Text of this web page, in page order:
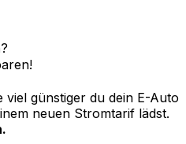
günstiger du dein E-Auto
neuen Stromtarif lädst.